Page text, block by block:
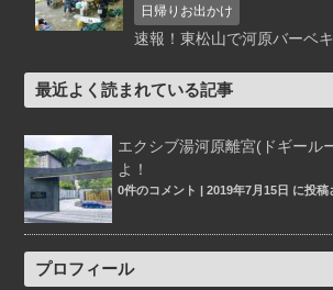
日帰りお出かけ
速報！東松山で河原バーベ
最近よく読まれている記事
エクシブ湯河原離宮(ドギール
よ！
0件のコメント |2019年7月15日 に投稿
プロフィール